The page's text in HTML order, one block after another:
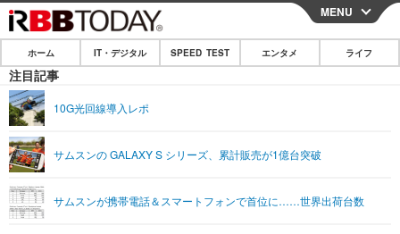
CLOSE
ホーム
IT・デジタル
ショッピング その他
SPEED TEST
エンタメ
エンタメTOP 映画・ドラマ
ライフ
MENU
ホーム IT・デジタル SPEED TEST エンタメ ライフ
注目記事
10G光回線導入レポ
サムスンの GALAXY S シリーズ、累計販売が1億台突破
サムスンが携帯電話＆スマートフォンで首位に……世界出荷台数